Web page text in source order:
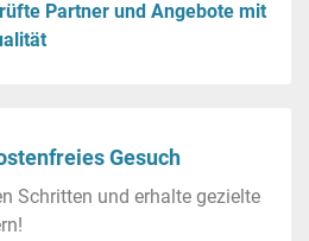
Partner und Angebote mit
Gesuch
Schritten und erhalte gezielte